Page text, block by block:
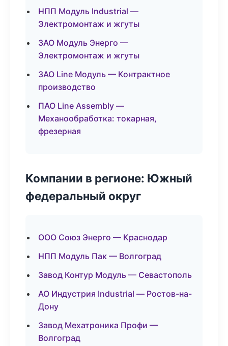
НПП Модуль Industrial —
Электромонтаж и жгуты
ЗАО Модуль Энерго —
Электромонтаж и жгуты
ЗАО Line Модуль — Контрактное
производство
ПАО Line Assembly —
Механообработка: токарная,
фрезерная
Компании в регионе: Южный
федеральный округ
ООО Союз Энерго — Краснодар
НПП Модуль Пак — Волгоград
Завод Контур Модуль — Севастополь
АО Индустрия Industrial — Ростов-на-
Дону
Завод Мехатроника Профи —
Волгоград